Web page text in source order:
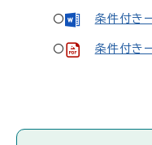
〇 条件付き
〇 条件付き